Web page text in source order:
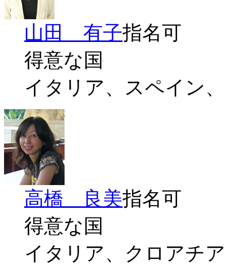
山田 有子指名可
得意な国
イタリア、スペイン
高橋 良美指名可
得意な国
イタリア、クロアチ